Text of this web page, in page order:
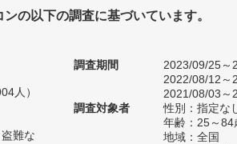
の以下の調査に基づいています。
人）
難な
調査期間
2023/09/25～
2022/08/12～
2021/08/03～
調査対象者
性別：指定な
年齢：25～84
地域：全国